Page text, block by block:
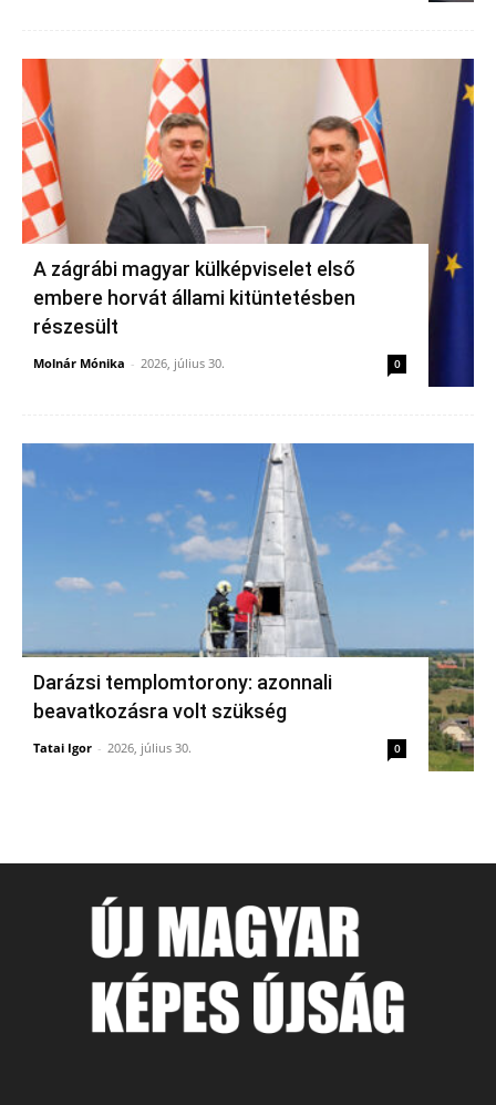
A zágrábi magyar külképviselet első
embere horvát állami kitüntetésben
részesült
Molnár Mónika - 2026, július 30. 0
Darázsi templomtorony: azonnali
beavatkozásra volt szükség
Tatai Igor - 2026, július 30. 0